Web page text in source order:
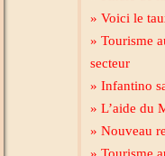
» Voici le
» Tourisme
secteur
» Infantino
» L’aide du
» Nouveau